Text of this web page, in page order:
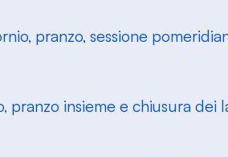
pranzo, sessione
pranzo insieme e chiusura dei